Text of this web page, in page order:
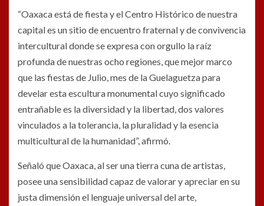
“Oaxaca está de fiesta y el Centro Histórico de nuestra
capital es un sitio de encuentro fraternal y de convivencia
intercultural donde se expresa con orgullo la raíz
profunda de nuestras ocho regiones, que mejor marco
que las fiestas de Julio, mes de la Guelaguetza para
develar esta escultura monumental cuyo significado
entrañable es la diversidad y la libertad, dos valores
vinculados a la tolerancia, la pluralidad y la esencia
multicultural de la humanidad”, afirmó.
Señaló que Oaxaca, al ser una tierra cuna de artistas,
posee una sensibilidad capaz de valorar y apreciar en su
justa dimensión el lenguaje universal del arte,